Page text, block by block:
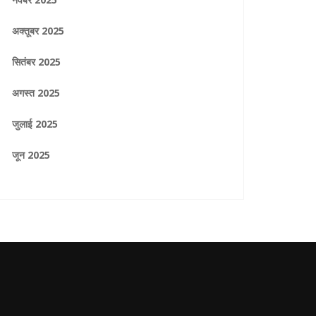
अक्तूबर 2025
सितंबर 2025
अगस्त 2025
जुलाई 2025
जून 2025